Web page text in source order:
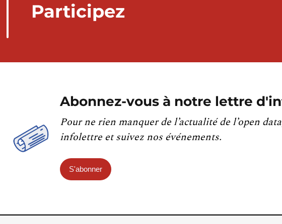
Participez
Abonnez-vous à notre lettre
Pour ne rien manquer de l’actualité de l’open
infolettre et suivez nos événements.
S'abonner